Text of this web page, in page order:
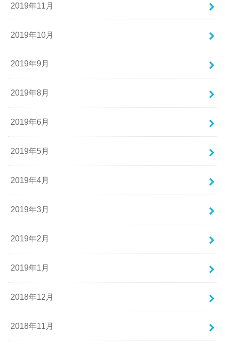
2019年11月
2019年10月
2019年9月
2019年8月
2019年6月
2019年5月
2019年4月
2019年3月
2019年2月
2019年1月
2018年12月
2018年11月